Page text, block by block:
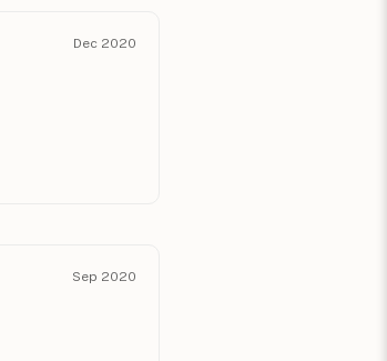
Dec 2020
Sep 2020